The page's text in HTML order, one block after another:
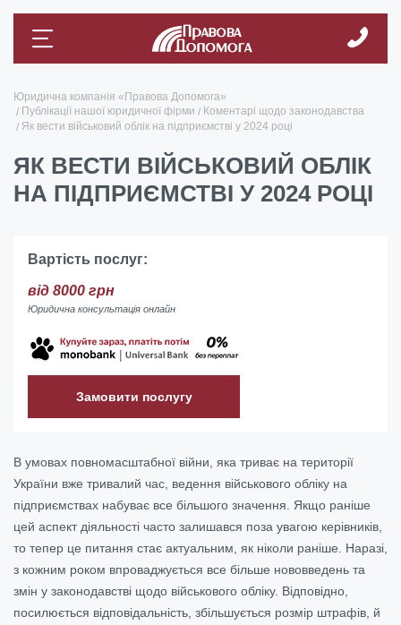
Юридична компанія «Правова Допомога»
Публікації нашої юридичної фірми
Коментарі щодо законодавства
Як вести військовий облік на підприємстві у 2024 році
ЯК ВЕСТИ ВІЙСЬКОВИЙ ОБЛІК
НА ПІДПРИЄМСТВІ У 2024 РОЦІ
Вартість послуг:
від 8000 грн
Юридична консультація онлайн
Замовити послугу
В умовах повномасштабної війни, яка триває на території
України вже тривалий час, ведення військового обліку на
підприємствах набуває все більшого значення. Якщо раніше
цей аспект діяльності часто залишався поза увагою керівників,
то тепер це питання стає актуальним, як ніколи раніше. Наразі,
з кожним роком впроваджується все більше нововведень та
змін у законодавстві щодо військового обліку. Відповідно,
посилюється відповідальність, збільшується розмір штрафів, й